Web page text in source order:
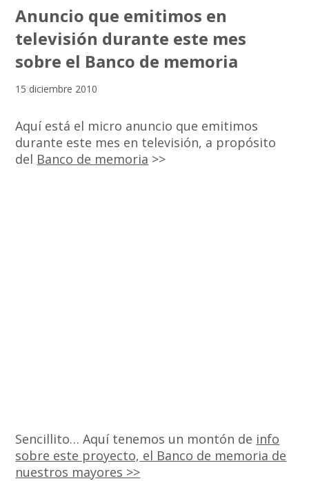
Anuncio que emitimos en
televisión durante este mes
sobre el Banco de memoria
15 diciembre 2010
Aquí está el micro anuncio que emitimos
durante este mes en televisión, a propósito
del Banco de memoria >>
Sencillito… Aquí tenemos un montón de info
sobre este proyecto, el Banco de memoria de
nuestros mayores >>